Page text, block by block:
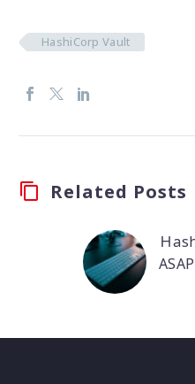
HashiCorp Vault
Related Posts
Ｈ